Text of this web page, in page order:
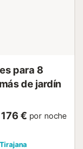
para 8
de jardín
176 € por noche